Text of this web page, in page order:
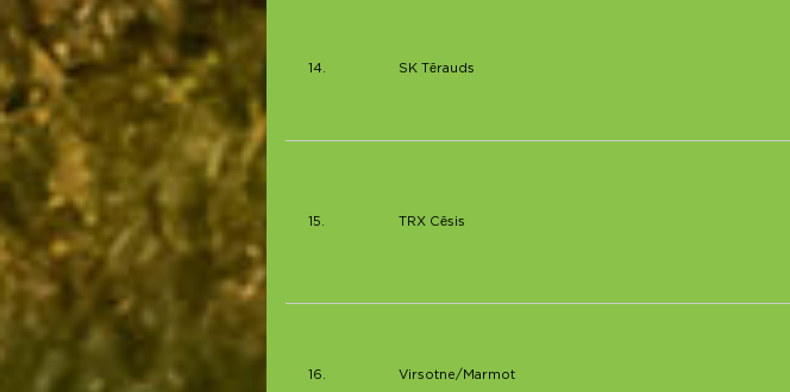
14. SK Tērauds
15. TRX Cēsis
16. Virsotne/Marmot